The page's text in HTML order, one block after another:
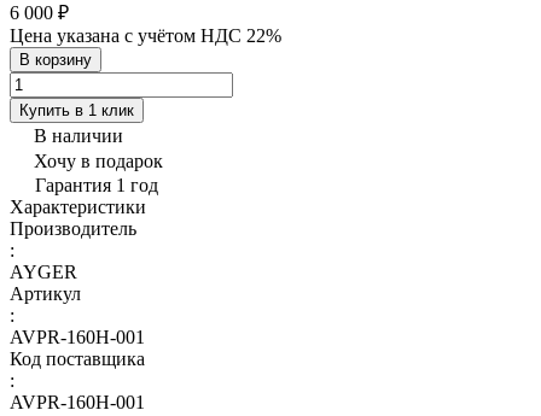
6 000 ₽
Цена указана с учётом НДС 22%
В корзину
Купить в 1 клик
В наличии
Хочу в подарок
Гарантия 1 год
Характеристики
Производитель
:
AYGER
Артикул
:
AVPR-160H-001
Код поставщика
:
AVPR-160H-001